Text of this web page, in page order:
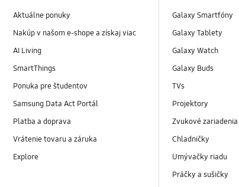
Aktuálne ponuky
Nakúp v našom e-shope a získaj viac
AI Living
SmartThings
Ponuka pre študentov
Samsung Data Act Portál
Platba a doprava
Vrátenie tovaru a záruka
Explore
Galaxy Smartfóny
Galaxy Tablety
Galaxy Watch
Galaxy Buds
TVs
Projektory
Zvukové zariadenia
Chladničky
Umývačky riadu
Práčky a sušičky